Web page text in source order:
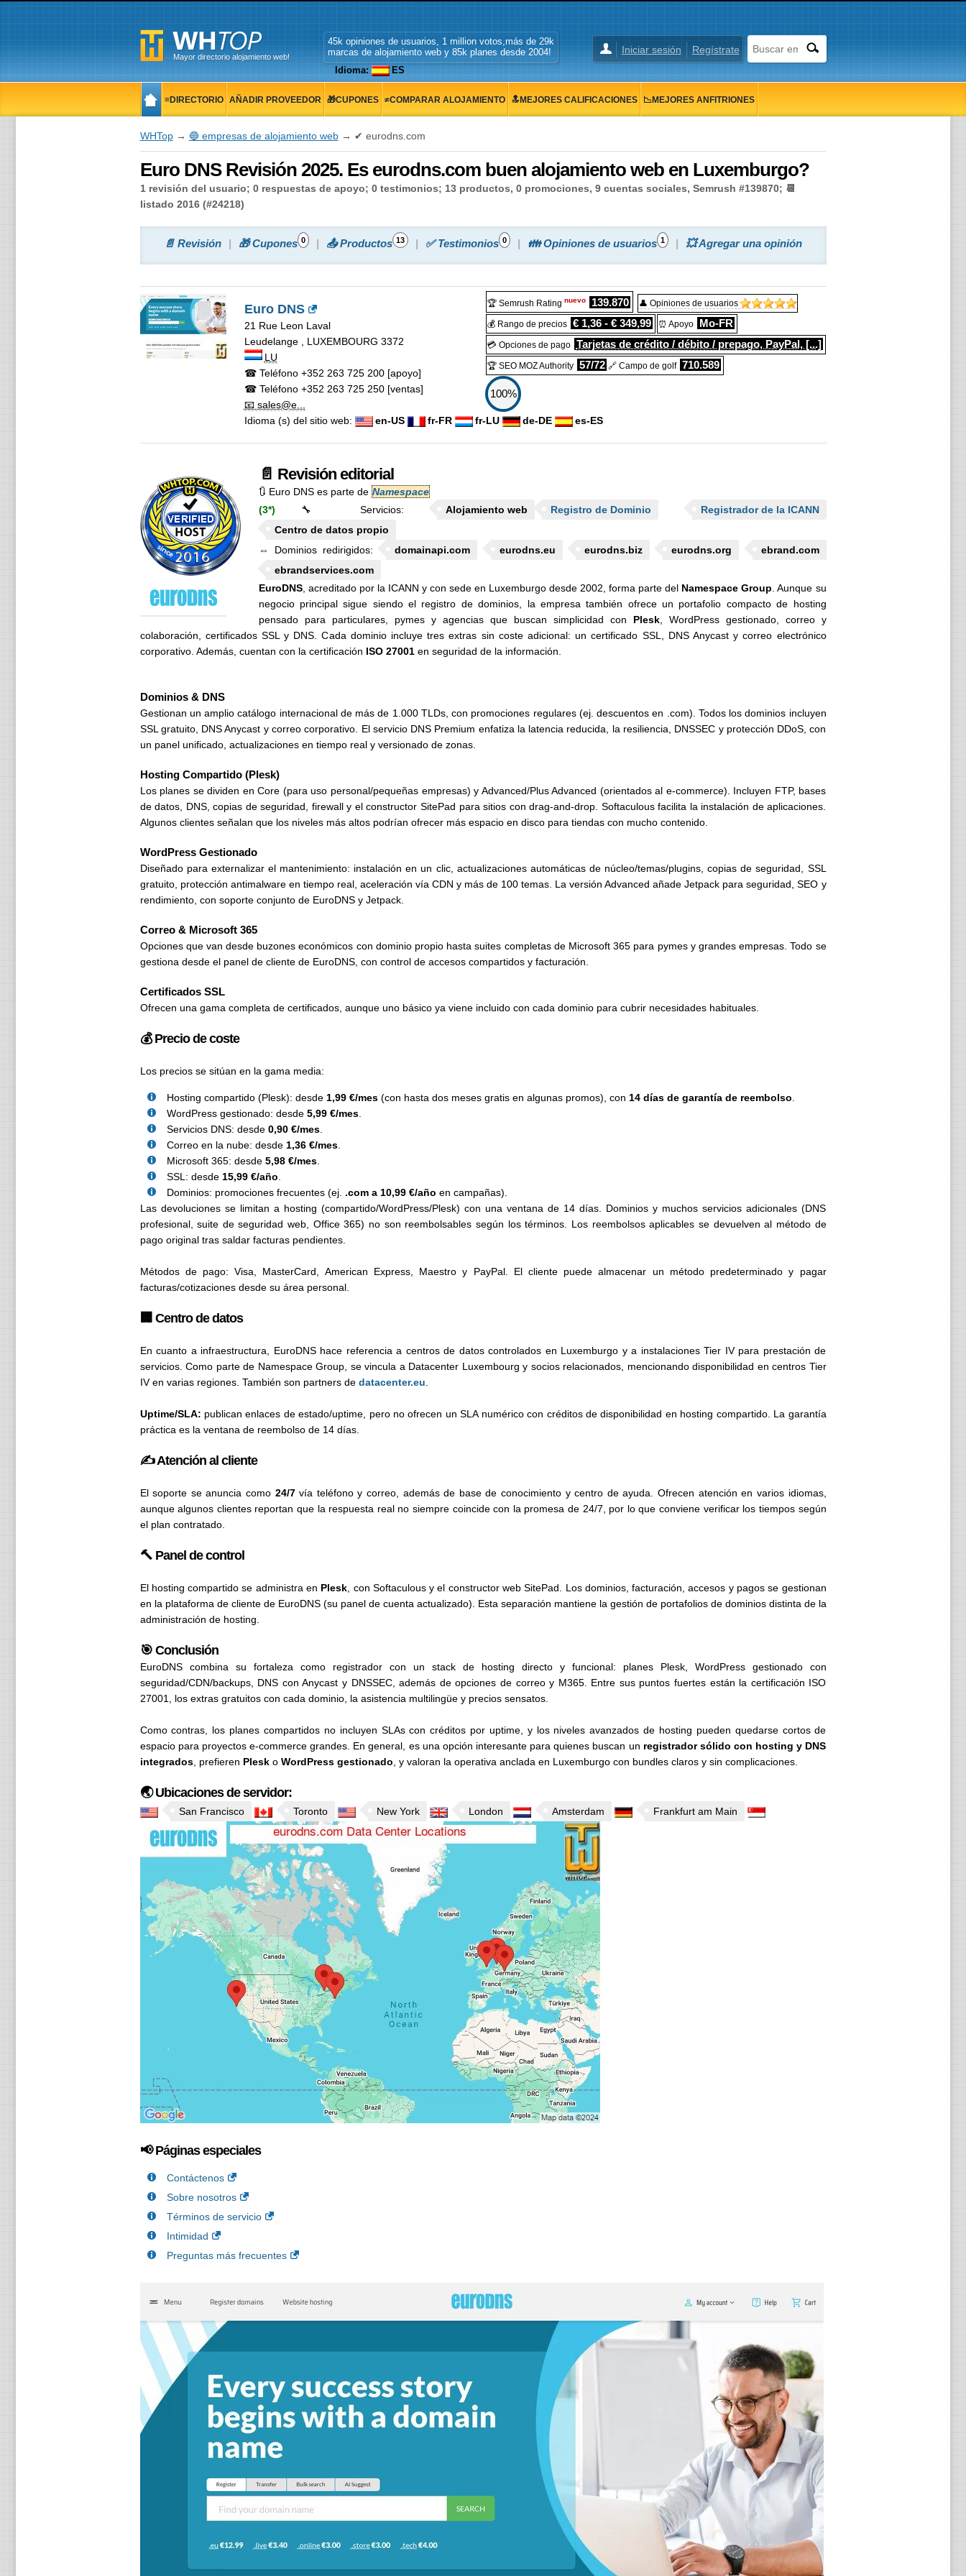
Mayor directorio alojamiento web!
Iniciar sesión Regístrate
45k opiniones de usuarios, 1 million votos,más de 29k
marcas de alojamiento web y 85k planes desde 2004!
Idioma:
ES
≡DIRECTORIO AÑADIR PROVEEDOR 🎁CUPONES ≠COMPARAR ALOJAMIENTO 🔝MEJORES CALIFICACIONES 📉MEJORES ANFITRIONES
🔨HERRAMIENTAS 📋NOTICIAS
WHTop→ 🔵 empresas de alojamiento web→ ✔ eurodns.com
Euro DNS Revisión 2025. Es eurodns.com buen alojamiento web en Luxemburgo?
1 revisión del usuario; 0 respuestas de apoyo; 0 testimonios; 13 productos, 0 promociones, 9 cuentas sociales, Semrush #139870; 📆
listado 2016 (#24218)
📄 Revisión 🎁 Cupones 0 📤 Productos 13 ✅ Testimonios 0 👪 Opiniones de usuarios 1 💥 Agregar una opinión
Euro DNS
21 Rue Leon Laval
Leudelange, LUXEMBOURG 3372
LU
☎ Teléfono+352 263 725 200[apoyo]
☎ Teléfono+352 263 725 250[ventas]
📧 sales@e...
Idioma (s) del sitio web:
en-US fr-FR fr-LU de-DE es-ES
🏆 Semrush Rating nuevo 139.870 👤 Opiniones de usuarios
💰 Rango de precios € 1,36 - € 349,99 ⏰ Apoyo Mo-FR
💳 Opciones de pago Tarjetas de crédito / débito / prepago, PayPal, [...]
🏆 SEO MOZ Authority 57/72 🔗 Campo de golf 710.589
100%
📄 Revisión editorial
🔃 Euro DNS es parte de Namespace
(3*) 🔧 Servicios: Alojamiento web Registro de Dominio
Registrador de la ICANN
Centro de datos propio
⇔ Dominios redirigidos:
domainapi.com eurodns.eu eurodns.biz eurodns.org
ebrand.com
ebrandservices.com
EuroDNS, acreditado por la ICANN y con sede en Luxemburgo desde 2002, forma parte del Namespace Group . Aunque su
negocio principal sigue siendo el registro de dominios, la empresa también ofrece un portafolio compacto de hosting
pensado para particulares, pymes y agencias que buscan simplicidad con Plesk, WordPress gestionado, correo y
colaboración, certificados SSL y DNS. Cada dominio incluye tres extras sin coste adicional: un certificado SSL, DNS Anycast y correo electrónico
corporativo. Además, cuentan con la certificación ISO 27001en seguridad de la información.
Dominios & DNS
Gestionan un amplio catálogo internacional de más de 1.000 TLDs, con promociones regulares (ej. descuentos en .com). Todos los dominios incluyen
SSL gratuito, DNS Anycast y correo corporativo. El servicio DNS Premium enfatiza la latencia reducida, la resiliencia, DNSSEC y protección DDoS, con
un panel unificado, actualizaciones en tiempo real y versionado de zonas.
Hosting Compartido (Plesk)
Los planes se dividen en Core (para uso personal/pequeñas empresas) y Advanced/Plus Advanced (orientados al e-commerce). Incluyen FTP, bases
de datos, DNS, copias de seguridad, firewall y el constructor SitePad para sitios con drag-and-drop. Softaculous facilita la instalación de aplicaciones.
Algunos clientes señalan que los niveles más altos podrían ofrecer más espacio en disco para tiendas con mucho contenido.
WordPress Gestionado
Diseñado para externalizar el mantenimiento: instalación en un clic, actualizaciones automáticas de núcleo/temas/plugins, copias de seguridad, SSL
gratuito, protección antimalware en tiempo real, aceleración vía CDN y más de 100 temas. La versión Advanced añade Jetpack para seguridad, SEO y
rendimiento, con soporte conjunto de EuroDNS y Jetpack.
Correo & Microsoft 365
Opciones que van desde buzones económicos con dominio propio hasta suites completas de Microsoft 365 para pymes y grandes empresas. Todo se
gestiona desde el panel de cliente de EuroDNS, con control de accesos compartidos y facturación.
Certificados SSL
Ofrecen una gama completa de certificados, aunque uno básico ya viene incluido con cada dominio para cubrir necesidades habituales.
💰 Precio de coste
Los precios se sitúan en la gama media:
Hosting compartido (Plesk): desde 1,99 €/mes(con hasta dos meses gratis en algunas promos), con 14 días de garantía de reembolso
WordPress gestionado: desde 5,99 €/mes.
Servicios DNS: desde 0,90 €/mes.
Correo en la nube: desde 1,36 €/mes.
Microsoft 365: desde 5,98 €/mes.
SSL: desde 15,99 €/año
Dominios: promociones frecuentes (ej. .com a 10,99 €/año en campañas).
Las devoluciones se limitan a hosting (compartido/WordPress/Plesk) con una ventana de 14 días. Dominios y muchos servicios adicionales (DNS
profesional, suite de seguridad web, Office 365) no son reembolsables según los términos. Los reembolsos aplicables se devuelven al método de
pago original tras saldar facturas pendientes.
Métodos de pago: Visa, MasterCard, American Express, Maestro y PayPal. El cliente puede almacenar un método predeterminado y pagar
facturas/cotizaciones desde su área personal.
🏢 Centro de datos
En cuanto a infraestructura, EuroDNS hace referencia a centros de datos controlados en Luxemburgo y a instalaciones Tier IV para prestación de
servicios. Como parte de Namespace Group, se vincula a Datacenter Luxembourg y socios relacionados, mencionando disponibilidad en centros Tier
IV en varias regiones. También son partners de datacenter.eu
Uptime/SLA: publican enlaces de estado/uptime, pero no ofrecen un SLA numérico con créditos de disponibilidad en hosting compartido. La garantía
práctica es la ventana de reembolso de 14 días.
✍️ Atención al cliente
El soporte se anuncia como 24/7vía teléfono y correo, además de base de conocimiento y centro de ayuda. Ofrecen atención en varios idiomas,
aunque algunos clientes reportan que la respuesta real no siempre coincide con la promesa de 24/7, por lo que conviene verificar los tiempos según
el plan contratado.
🔨 Panel de control
El hosting compartido se administra en Plesk , con Softaculous y el constructor web SitePad. Los dominios, facturación, accesos y pagos se gestionan
en la plataforma de cliente de EuroDNS (su panel de cuenta actualizado). Esta separación mantiene la gestión de portafolios de dominios distinta de la
administración de hosting.
🎯 Conclusión
EuroDNS combina su fortaleza como registrador con un stack de hosting directo y funcional: planes Plesk, WordPress gestionado con
seguridad/CDN/backups, DNS con Anycast y DNSSEC, además de opciones de correo y M365. Entre sus puntos fuertes están la certificación ISO
27001, los extras gratuitos con cada dominio, la asistencia multilingüe y precios sensatos.
Como contras, los planes compartidos no incluyen SLAs con créditos por uptime, y los niveles avanzados de hosting pueden quedarse cortos de
espacio para proyectos e-commerce grandes. En general, es una opción interesante para quienes buscan un registrador sólido con hosting y DNS
integrados, prefieren Plesko WordPress gestionado , y valoran la operativa anclada en Luxemburgo con bundles claros y sin complicaciones.
🌏 Ubicaciones de servidor:
San Francisco Toronto New York London Amsterdam Frankfurt am Main
📢 Páginas especiales
Contáctenos
Sobre nosotros
Términos de servicio
Intimidad
Preguntas más frecuentes